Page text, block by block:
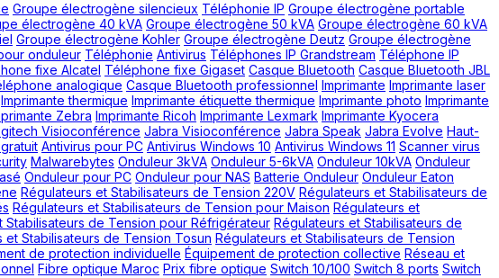
Groupe électrogène silencieux Téléphonie IP Groupe électrogène portable
électrogène 40 kVA Groupe électrogène 50 kVA Groupe électrogène 60 kVA
Groupe électrogène Kohler Groupe électrogène Deutz Groupe électrogène
onduleur Téléphonie Antivirus Téléphones IP Grandstream Téléphone IP
fixe Alcatel Téléphone fixe Gigaset Casque Bluetooth Casque Bluetooth JBL
analogique Casque Bluetooth professionnel Imprimante Imprimante laser
Imprimante thermique Imprimante étiquette thermique Imprimante photo Imprimante
Zebra Imprimante Ricoh Imprimante Lexmark Imprimante Kyocera
Visioconférence Jabra Visioconférence Jabra Speak Jabra Evolve Haut-
Antivirus pour PC Antivirus Windows 10 Antivirus Windows 11 Scanner virus
Malwarebytes Onduleur 3kVA Onduleur 5-6kVA Onduleur 10kVA Onduleur
Onduleur pour PC Onduleur pour NAS Batterie Onduleur Onduleur Eaton
Régulateurs et Stabilisateurs de Tension 220V Régulateurs et Stabilisateurs de
Régulateurs et Stabilisateurs de Tension pour Maison Régulateurs et
Stabilisateurs de Tension pour Réfrigérateur Régulateurs et Stabilisateurs de
et Stabilisateurs de Tension Tosun Régulateurs et Stabilisateurs de Tension
de protection individuelle Équipement de protection collective Réseau et
Fibre optique Maroc Prix fibre optique Switch 10/100 Switch 8 ports Switch